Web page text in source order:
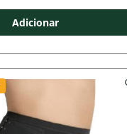
Adicionar